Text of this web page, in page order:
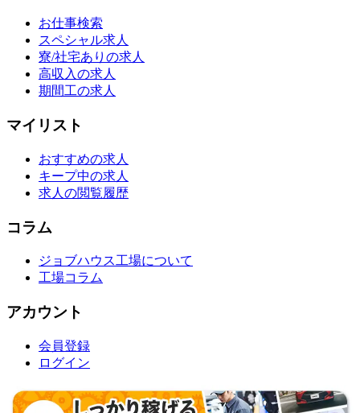
お仕事検索
スペシャル求人
寮/社宅ありの求人
高収入の求人
期間工の求人
マイリスト
おすすめの求人
キープ中の求人
求人の閲覧履歴
コラム
ジョブハウス工場について
工場コラム
アカウント
会員登録
ログイン